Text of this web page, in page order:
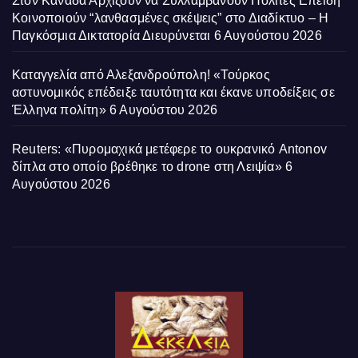
Κοινοποιούν “λανθασμένες σκέψεις” στο Διαδίκτυο – Η
Παγκόσμια Δικτατορία Διευρύνεται 6 Αυγούστου 2026
Καταγγελία από Αλεξανδρούπολη! «Τούρκος
αστυνομικός επέδειξε ταυτότητα και έκανε υποδείξεις σε
Έλληνα πολίτη» 6 Αυγούστου 2026
Reuters: «Πυρομαχικά μετέφερε το ουκρανικό Antonov
δίπλα στο οποίο βρέθηκε το drone στη Λειψία» 6
Αυγούστου 2026